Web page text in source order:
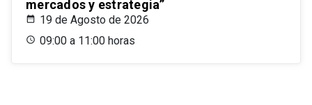
mercados y estrategia”
19 de Agosto de 2026
09:00 a 11:00 horas